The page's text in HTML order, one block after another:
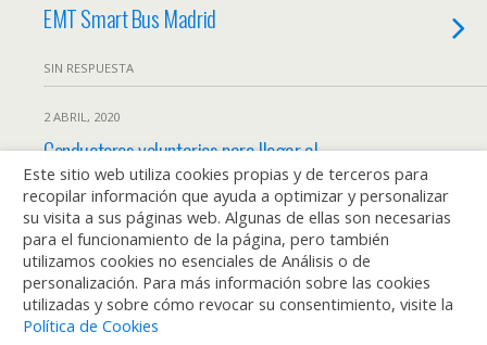
EMT Smart Bus Madrid
SIN RESPUESTA
2 ABRIL, 2020
Conductores voluntarios para llegar al
Infanta Leonor, la Clínica Navarra y el 12 de
Octubre
8 RESPUESTAS
Este sitio web utiliza cookies propias y de terceros para
recopilar información que ayuda a optimizar y personalizar
su visita a sus páginas web. Algunas de ellas son necesarias
para el funcionamiento de la página, pero también
utilizamos cookies no esenciales de Análisis o de
personalización. Para más información sobre las cookies
utilizadas y sobre cómo revocar su consentimiento, visite la
Política de Cookies